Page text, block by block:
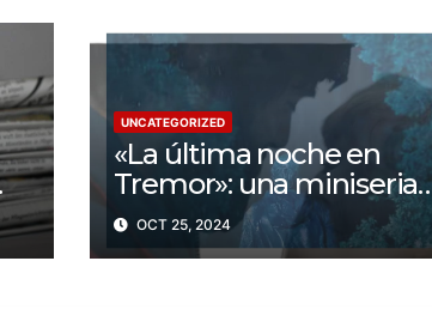
UNCATEGORIZED
«La última noche en
Tremor»: una miniseria
psicológica ¿Cuál es su
trama?
OCT 25, 2024